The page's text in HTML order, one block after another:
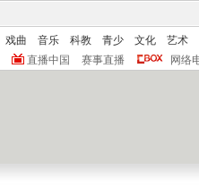
戏曲 音乐 科教 青少 文化
艺术
直播中国 赛事直播 网络